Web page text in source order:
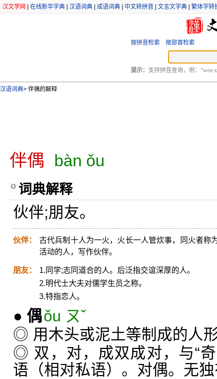
汉文学网 在线新华字典 汉语词典 成语词典 中文转拼音 文言文字典 繁体字转
按拼音检索 按部首检索
提示： 支持拼音查询，例：“wen
汉语词典> 伴偶的解释
伴偶 bàn ǒu
词典解释
伙伴;朋友。
伙伴：
古代兵制十人为一火，火长一人管炊事，同火者称
活动的人，写作伙伴。
朋友：
1.同学;志同道合的人。后泛指交谊深厚的人。
2.明代士大夫对儒学生员之称。
3.特指恋人。
● 偶ǒu ㄡˇ
◎ 用木头或泥土等制成的人
◎ 双，对，成双成对，与“
语（相对私语）。对偶。无